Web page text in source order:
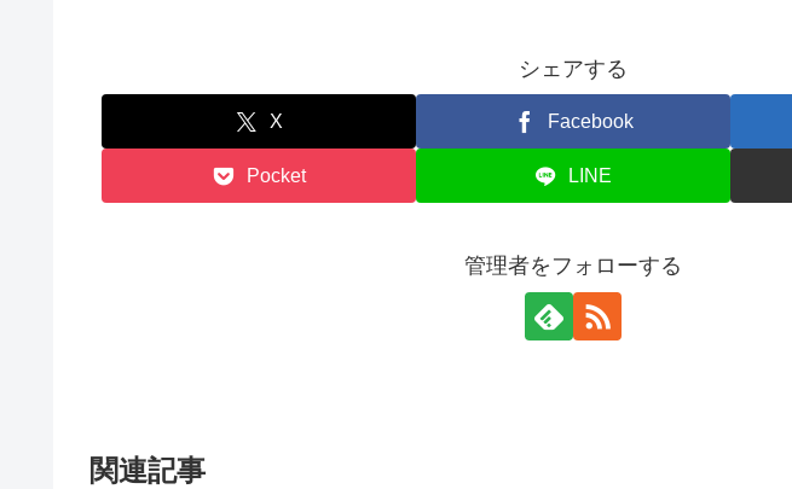
o
e
シェアする
X Facebook
Pocket LINE
管理者をフォローする
関連記事